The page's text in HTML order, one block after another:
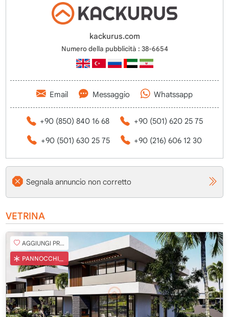
kackurus.com
Numero della pubblicità : 38-6654
Email Messaggio Whatssapp
+90 (850) 840 16 68 +90 (501) 620 25 75
+90 (501) 630 25 75 +90 (216) 606 12 30
Segnala annuncio non corretto
VETRINA
AGGIUNGI PREFERITO
PANNOCCHIA TURCA